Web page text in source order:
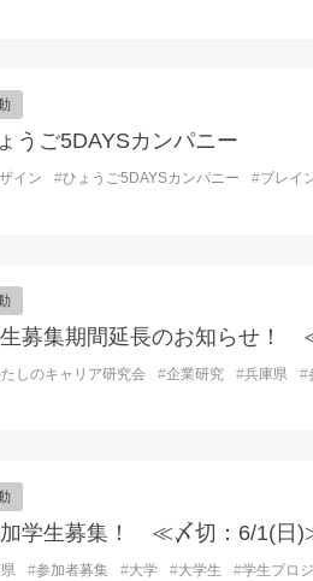
うご5DAYSカンパニー
イン #ひょうご5DAYSカンパニー #プレイ
生募集期間延長のお知らせ
しのキャリア研究会 #企業研究 #兵庫県 #
加学生募集！ ≪〆切：6/1(日
#参加者募集 #大学 #大学生 #学生プロ